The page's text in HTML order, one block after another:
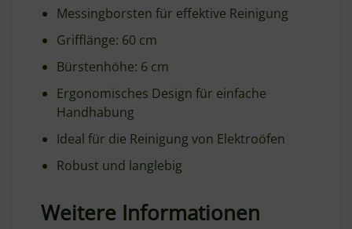
Messingborsten für effektive Reinigung
Grifflänge: 60 cm
Bürstenhöhe: 6 cm
Ergonomisches Design für einfache
Handhabung
Ideal für die Reinigung von Elektroöfen
Robust und langlebig
Weitere Informationen